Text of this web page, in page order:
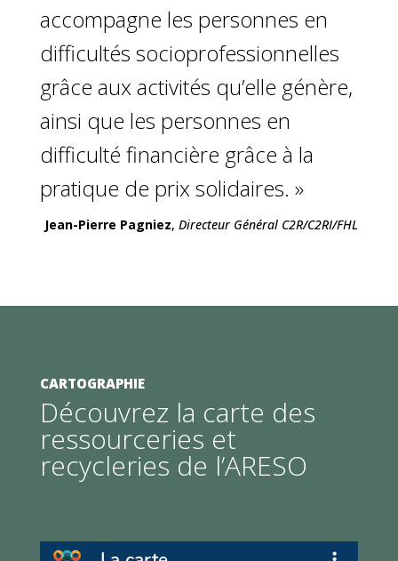
accompagne les personnes en
difficultés socioprofessionnelles
grâce aux activités qu’elle génère,
ainsi que les personnes en
difficulté financière grâce à la
pratique de prix solidaires. »
Jean-Pierre Pagniez,Directeur Général C2R/C2RI/FHL
CARTOGRAPHIE
Découvrez la carte des
ressourceries et
recycleries de l’ARESO